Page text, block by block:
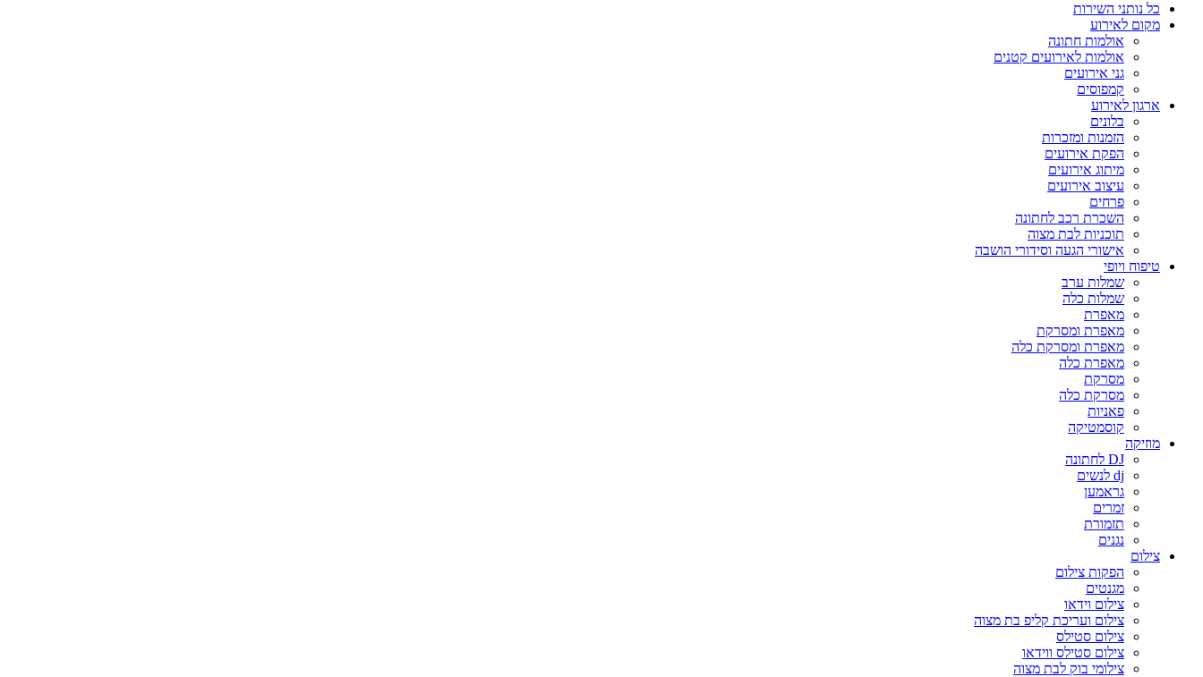
כל נותני השירות
מקום לאירוע
אולמות חתונה
אולמות לאירועים קטנים
גני אירועים
קמפוסים
ארגון לאירוע
בלונים
הזמנות ומזכרות
הפקת אירועים
מיתוג אירועים
עיצוב אירועים
פרחים
השכרת רכב לחתונה
תוכניות לבת מצוה
אישורי הגעה וסידורי הושבה
טיפוח ויופי
שמלות ערב
שמלות כלה
מאפרת
מאפרת ומסרקת
מאפרת ומסרקת כלה
מאפרת כלה
מסרקת
מסרקת כלה
פאניות
קוסמטיקה
מוזיקה
DJ לחתונה
dj לנשים
גראמען
זמרים
תזמורת
נגנים
צילום
הפקות צילום
מגנטים
צילום וידאו
צילום ועריכת קליפ בת מצוה
צילום סטילס
צילום סטילס ווידאו
צילומי בוק לבת מצוה